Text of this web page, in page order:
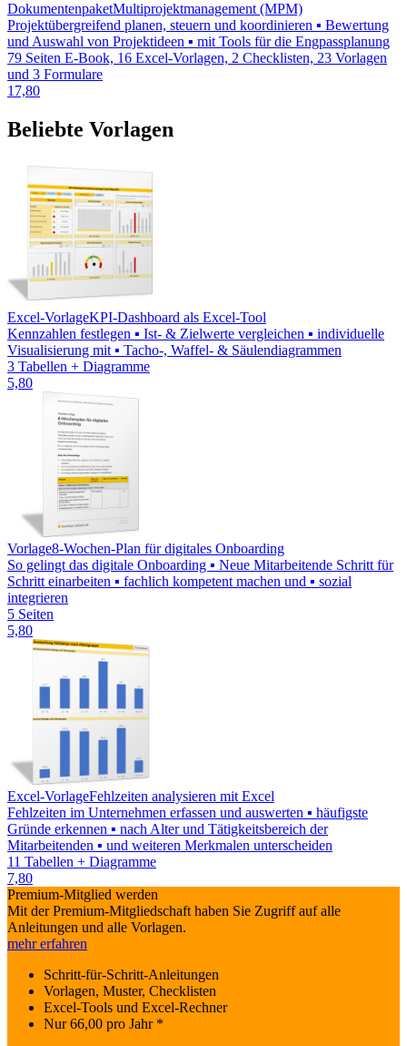
DokumentenpaketMultiprojektmanagement (MPM)
Projektübergreifend planen, steuern und koordinieren ▪ Bewertung
und Auswahl von Projektideen ▪ mit Tools für die Engpassplanung
79 Seiten E-Book, 16 Excel-Vorlagen, 2 Checklisten, 23 Vorlagen
und 3 Formulare
17,80
Beliebte Vorlagen
Excel-VorlageKPI-Dashboard als Excel-Tool
Kennzahlen festlegen ▪ Ist- & Zielwerte vergleichen ▪ individuelle
Visualisierung mit ▪ Tacho-, Waffel- & Säulendiagrammen
3 Tabellen + Diagramme
5,80
Vorlage8-Wochen-Plan für digitales Onboarding
So gelingt das digitale Onboarding ▪ Neue Mitarbeitende Schritt für
Schritt einarbeiten ▪ fachlich kompetent machen und ▪ sozial
integrieren
5 Seiten
5,80
Excel-VorlageFehlzeiten analysieren mit Excel
Fehlzeiten im Unternehmen erfassen und auswerten ▪ häufigste
Gründe erkennen ▪ nach Alter und Tätigkeitsbereich der
Mitarbeitenden ▪ und weiteren Merkmalen unterscheiden
11 Tabellen + Diagramme
7,80
Premium-Mitglied werden
Mit der Premium-Mitgliedschaft haben Sie Zugriff auf alle
Anleitungen und alle Vorlagen.
mehr erfahren
Schritt-für-Schritt-Anleitungen
Vorlagen, Muster, Checklisten
Excel-Tools und Excel-Rechner
Nur66,00 pro Jahr *